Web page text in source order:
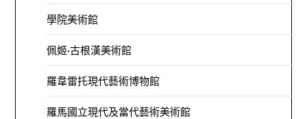
學院美術館
佩姬·古根漢美術館
羅韋雷托現代藝術博物館
羅馬國立現代及當代藝術美術館